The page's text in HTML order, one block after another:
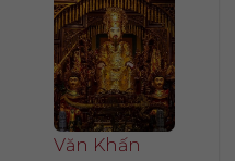
Văn Khấn